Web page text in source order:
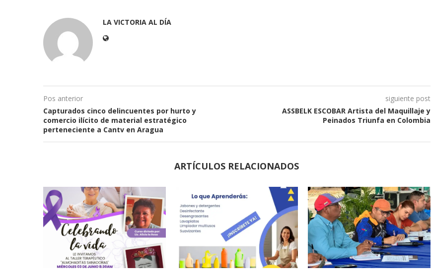
LA VICTORIA AL DÍA
Pos anterior
Capturados cinco delincuentes por hurto y
comercio ilícito de material estratégico
perteneciente a Cantv en Aragua
siguiente post
ASSBELK ESCOBAR Artista del Maquillaje y
Peinados Triunfa en Colombia
ARTÍCULOS RELACIONADOS